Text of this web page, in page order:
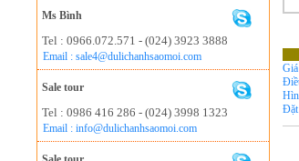
Ms Bình
Tel : 0966.072.571 - (024) 3923 3888
Email : sale4@dulichanhsaomoi.com
Sale tour
Tel : 0986 416 286 - (024) 3998 1323
Email : info@dulichanhsaomoi.com
Đặt